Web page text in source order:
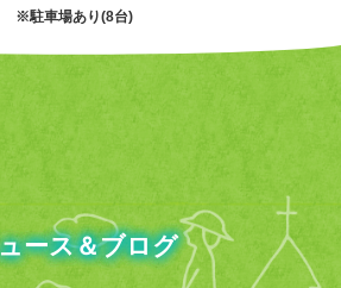
※駐車場あり(8台)
ース＆ブログ